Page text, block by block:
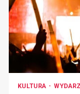
KULTURA